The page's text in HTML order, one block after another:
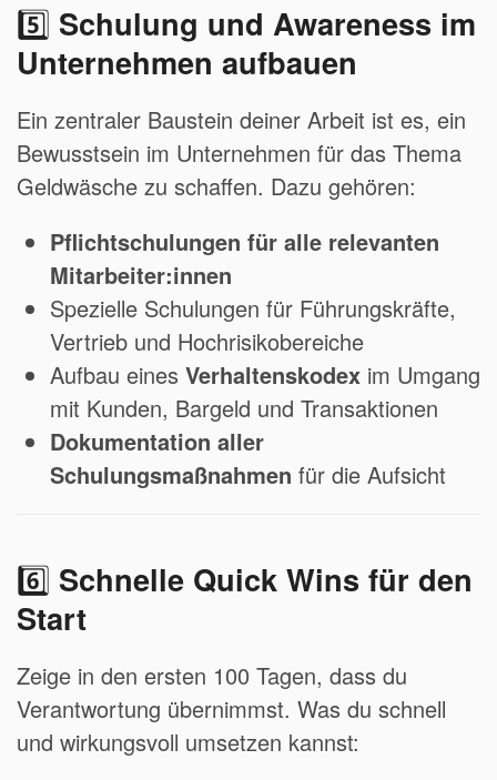
5️⃣ Schulung und Awareness im
Unternehmen aufbauen
Ein zentraler Baustein deiner Arbeit ist es, ein
Bewusstsein im Unternehmen für das Thema
Geldwäsche zu schaffen. Dazu gehören:
Pflichtschulungen für alle relevanten
Mitarbeiter:innen
Spezielle Schulungen für Führungskräfte,
Vertrieb und Hochrisikobereiche
Aufbau eines Verhaltenskodex im Umgang
mit Kunden, Bargeld und Transaktionen
Dokumentation aller
Schulungsmaßnahmen für die Aufsicht
6️⃣ Schnelle Quick Wins für den
Start
Zeige in den ersten 100 Tagen, dass du
Verantwortung übernimmst. Was du schnell
und wirkungsvoll umsetzen kannst: